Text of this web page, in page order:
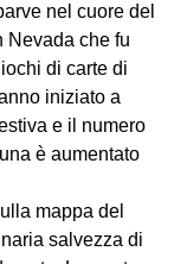
nel cuore del
Nevada che fu
di carte di
iniziato a
e il numero
è aumentato
mappa del
salvezza di